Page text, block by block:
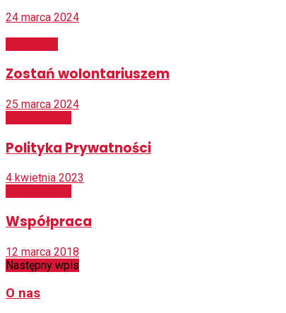
24 marca 2024
Zostań wolontariuszem
25 marca 2024
Polityka Prywatności
4 kwietnia 2023
Współpraca
12 marca 2018
Następny wpis
O nas